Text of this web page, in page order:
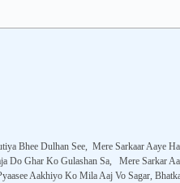
Bhee Dulhan See, Mere Sarkaar Aaye
Do Ghar Ko Gulashan Sa, Mere Sarkar
Aakhiyo Ko Mila Aaj Vo Sagar,